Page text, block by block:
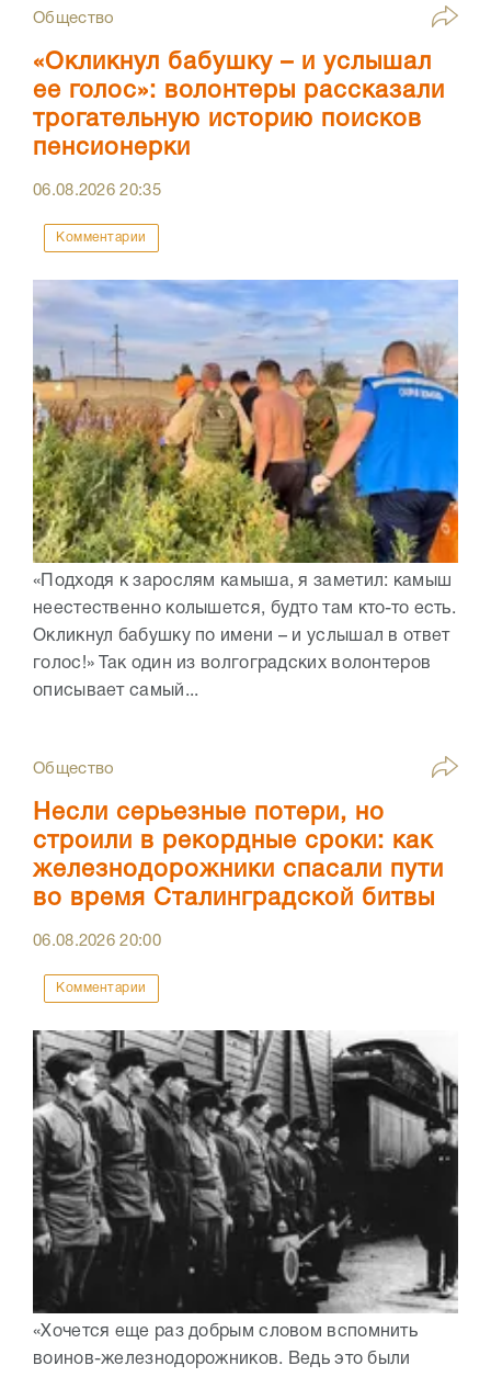
Общество
«Окликнул бабушку – и услышал
ее голос»: волонтеры рассказали
трогательную историю поисков
пенсионерки
06.08.202620:35
Комментарии
«Подходя к зарослям камыша, я заметил: камыш
неестественно колышется, будто там кто-то есть.
Окликнул бабушку по имени – и услышал в ответ
голос!» Так один из волгоградских волонтеров
описывает самый...
Общество
Несли серьезные потери, но
строили в рекордные сроки: как
железнодорожники спасали пути
во время Сталинградской битвы
06.08.202620:00
Комментарии
«Хочется еще раз добрым словом вспомнить
воинов-железнодорожников. Ведь это были